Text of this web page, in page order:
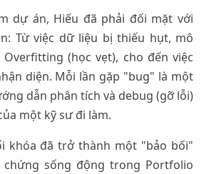
dự án, Hiếu đã phải đối mặt với
Từ việc dữ liệu bị thiếu hụt, mô
(học vẹt), cho đến việc
diện. Mỗi lần gặp "bug" là một
dẫn phân tích và debug (gỡ lỗi)
một kỹ sư đi làm.
khóa đã trở thành một "bảo bối"
sống động trong Portfolio